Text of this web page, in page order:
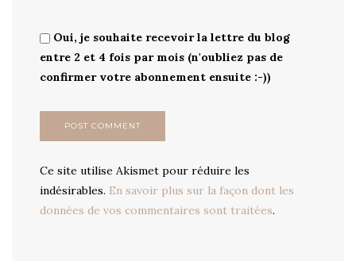
Oui, je souhaite recevoir la lettre du blog
entre 2 et 4 fois par mois (n'oubliez pas de
confirmer votre abonnement ensuite :-))
Ce site utilise Akismet pour réduire les
indésirables. En savoir plus sur la façon dont les
données de vos commentaires sont traitées.